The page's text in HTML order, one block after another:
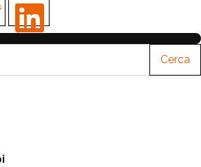
Cerca